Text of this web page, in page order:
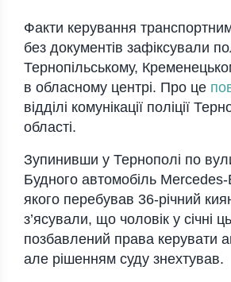
Факти керування
без документів зафіксували
Тернопільському,
в обласному центрі. Про це
відділі комунікації поліції
області.
Зупинивши у Тернополі по
Будного автомобіль
якого перебував 36-річний
з’ясували, що чоловік у січні
позбавлений права керувати
але рішенням суду знехтував.